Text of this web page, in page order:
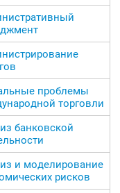
проблемы
торговли
банковской
и моделирование
рисков